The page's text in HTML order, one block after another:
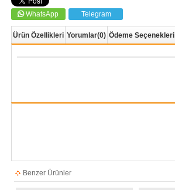
WhatsApp Telegram
Ürün Özellikleri Yorumlar(0) Ödeme Seçenekleri
Benzer Ürünler